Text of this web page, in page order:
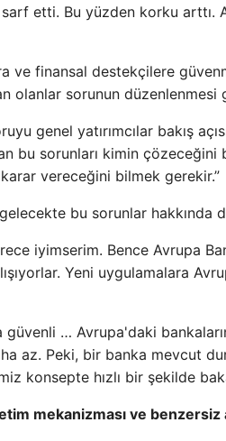
etti. Bu yüzden korku arttı.
finansal destekçilere
olanlar sorunun düzenlenmesi
genel yatırımcılar bakış
bu sorunları kimin çözeceğini
vereceğini bilmek gerekir.”
bu sorunlar hakkında
iyimserim. Bence Avrupa
Yeni uygulamalara
… Avrupa'daki
az. Peki, bir banka mevcut
konsepte hızlı bir şekilde
mekanizması ve benzersiz